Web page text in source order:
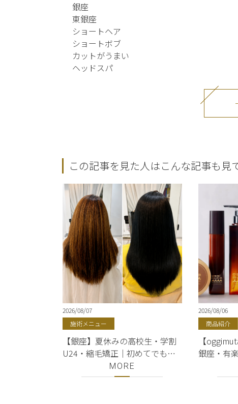
銀座
東銀座
ショートヘア
ショートボブ
カットがうまい
ヘッドスパ
この記事を見た人はこんな記事も見
2026/08/07
施術メニュー
【銀座】夏休みの高校生・学割
U24・縮毛矯正｜初めてでも失
敗しない選び方MORE
2026/08/06
商品紹介
【
銀座・有
プー・ト
ル・エマ